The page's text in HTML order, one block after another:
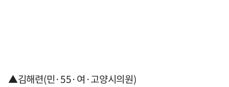
▲김해련(민·55·여·고양시의원)